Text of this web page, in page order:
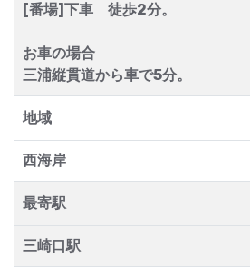
[番場]下車 徒歩2分。
お車の場合
三浦縦貫道から車で5分。
地域
西海岸
最寄駅
三崎口駅